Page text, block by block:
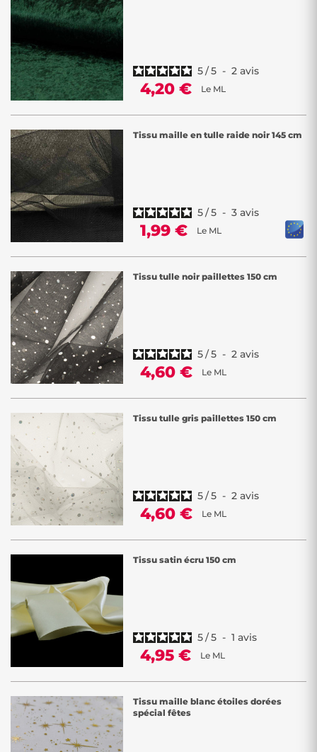
5/5 - 2 avis
4,20 € Le ML
Tissu maille en tulle raide noir 145 cm
5/5 - 3 avis
1,99 € Le ML
Tissu tulle noir paillettes 150 cm
5/5 - 2 avis
4,60 € Le ML
Tissu tulle gris paillettes 150 cm
5/5 - 2 avis
4,60 € Le ML
Tissu satin écru 150 cm
5/5 - 1 avis
4,95 € Le ML
Tissu maille blanc étoiles dorées
spécial fêtes